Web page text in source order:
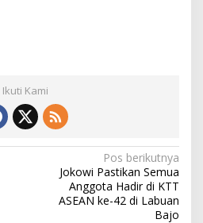
Ikuti Kami
Pos berikutnya
Jokowi Pastikan Semua
Anggota Hadir di KTT
ASEAN ke-42 di Labuan
Bajo